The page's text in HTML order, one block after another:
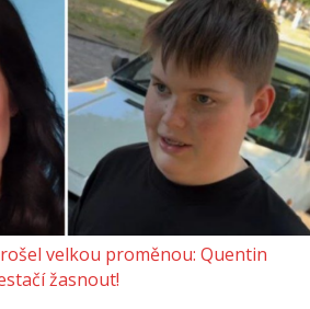
velkou proměnou: Quentin
žasnout!